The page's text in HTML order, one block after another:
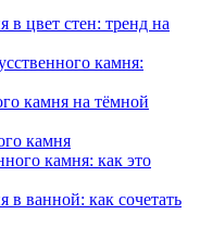
в цвет стен: тренд на
камня:
камня на тёмной
камня
камня: как это
в ванной: как сочетать